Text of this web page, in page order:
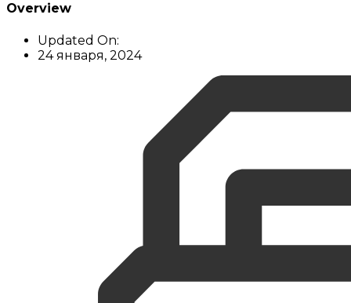
Overview
Updated On:
24 января, 2024